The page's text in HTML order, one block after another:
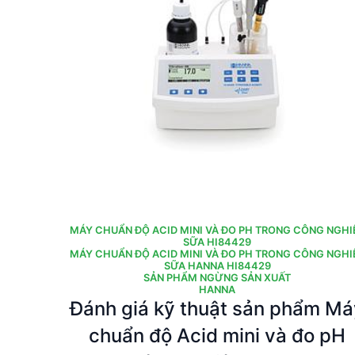
MÁY CHUẨN ĐỘ ACID MINI VÀ ĐO PH TRONG CÔNG
SỮA HI84429
MÁY CHUẨN ĐỘ ACID MINI VÀ ĐO PH TRONG CÔNG
SỮA HANNA HI84429
SẢN PHẨM NGỪNG SẢN XUẤT
HANNA
Đánh giá kỹ thuật sản phẩm
chuẩn độ Acid mini và đo pH